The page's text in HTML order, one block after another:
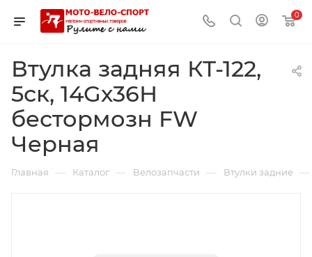
0
Втулка задняя КТ-122,
5ск, 14Gх36Н
бестормозн FW
Черная
Главная — Каталог — Велозапчасти — Втулки задние —